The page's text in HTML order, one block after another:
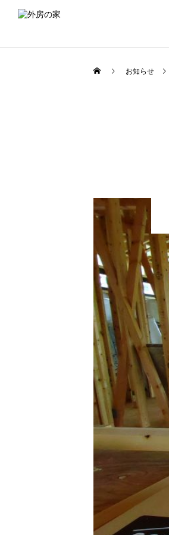
お知らせ